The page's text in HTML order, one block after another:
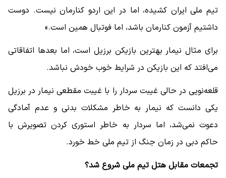
تیم ملی ایران کشیده، اما در این اردو کنارمان نیست. دوست
داشتیم آزمون کنارمان باشد، اما فوتبال همین است.»
برای مثال نیمار بهترین بازیکن برزیل است، اما بعدها اتفاقاتی
می‌افتد که این بازیکن در شرایط خوب خودش نباشد.
قلعه‌نویی در حالی غیبت سردار را با غیبت مقطعی نیمار در برزیل
یکی دانست که نیمار به خاطر مشکلات بدنی و عدم آمادگی
دعوت نمی‌شد، اما سردار به خاطر استوری کردن تصویرش با
حاکم دبی در زمان جنگ از تیم ملی خط خورد.
تجمعات مقابل هتل تیم ملی شروع شد؟